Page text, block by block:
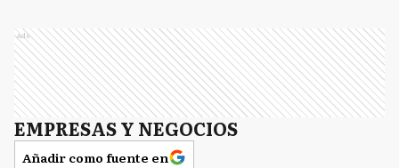
Ads
EMPRESAS Y NEGOCIOS
Añadir como fuente en